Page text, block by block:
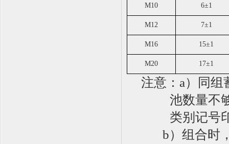
M10 6±1
M12 7±1
M16 15±1
M20 17±1
注意： a）同组
池数量不
类别记号
b）组合时